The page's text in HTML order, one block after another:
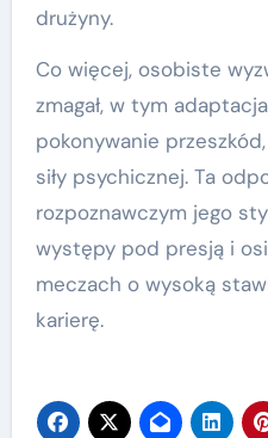
drużyny.
Co więcej, osobiste
zmagał, w tym
pokonywanie
siły psychicznej. Ta
rozpoznawczym jego
występy pod presją i
meczach o wysoką
karierę.